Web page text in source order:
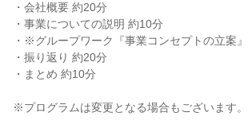
・会社概要 約20分
・事業についての説明 約10分
・※グループワーク『事業コンセプトの立案
・振り返り 約20分
・まとめ 約10分
※プログラムは変更となる場合もございます。